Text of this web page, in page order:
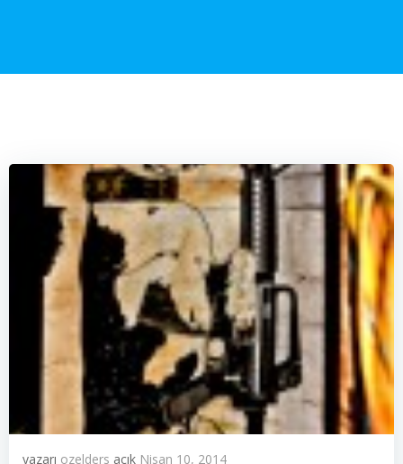
yazarı ozelders açık Nisan 10, 2014